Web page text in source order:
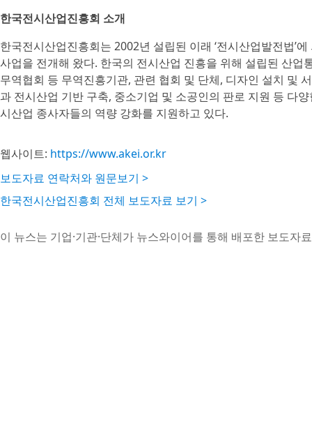
한국전시산업진흥회 소개
한국전시산업진흥회는 2002년 설립된 이래 ‘전시산업발전법’
사업을 전개해 왔다. 한국의 전시산업 진흥을 위해 설립된 산
무역협회 등 무역진흥기관, 관련 협회 및 단체, 디자인 설치 및
과 전시산업 기반 구축, 중소기업 및 소공인의 판로 지원 등 다
시산업 종사자들의 역량 강화를 지원하고 있다.
웹사이트: https://www.akei.or.kr
보도자료 연락처와 원문보기 >
한국전시산업진흥회 전체 보도자료 보기 >
이 뉴스는 기업·기관·단체가 뉴스와이어를 통해 배포한 보도자